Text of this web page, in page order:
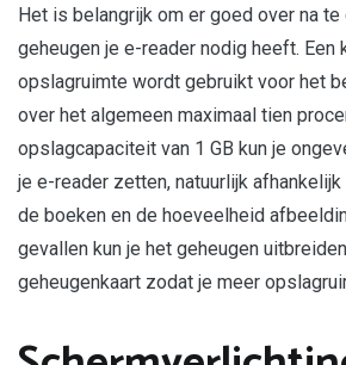
Het is belangrijk om er goed over na
geheugen je e-reader nodig heeft. Een
opslagruimte wordt gebruikt voor het
over het algemeen maximaal tien
opslagcapaciteit van 1 GB kun je
je e-reader zetten, natuurlijk
de boeken en de hoeveelheid
gevallen kun je het geheugen
geheugenkaart zodat je meer